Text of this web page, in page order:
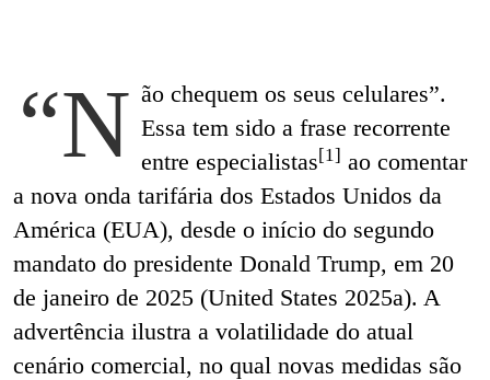
“N ão chequem os seus celulares”.
Essa tem sido a frase recorrente
entre especialistas[1] ao comentar
a nova onda tarifária dos Estados Unidos da
América (EUA), desde o início do segundo
mandato do presidente Donald Trump, em 20
de janeiro de 2025 (United States 2025a). A
advertência ilustra a volatilidade do atual
cenário comercial, no qual novas medidas são